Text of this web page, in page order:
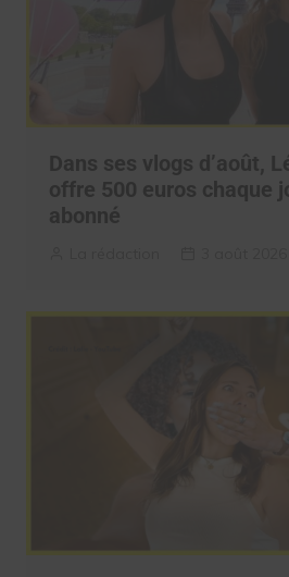
Dans ses vlogs d’août,
offre 500 euros chaque
abonné